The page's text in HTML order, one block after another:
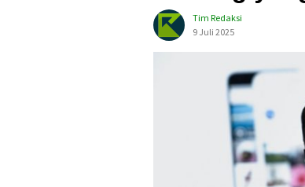
Tim Redaksi
9 Juli 2025